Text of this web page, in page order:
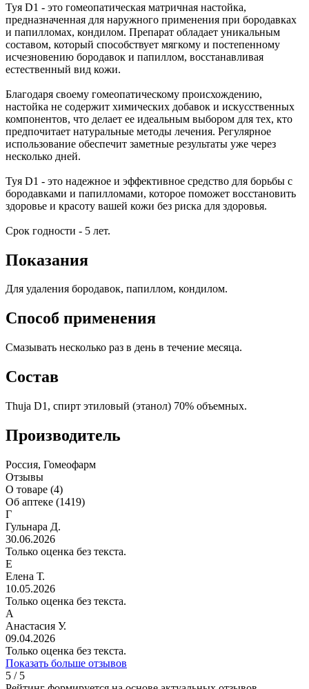
Туя D1 - это гомеопатическая матричная настойка,
предназначенная для наружного применения при бородавках
и папилломах, кондилом. Препарат обладает уникальным
составом, который способствует мягкому и постепенному
исчезновению бородавок и папиллом, восстанавливая
естественный вид кожи.
Благодаря своему гомеопатическому происхождению,
настойка не содержит химических добавок и искусственных
компонентов, что делает ее идеальным выбором для тех, кто
предпочитает натуральные методы лечения. Регулярное
использование обеспечит заметные результаты уже через
несколько дней.
Туя D1 - это надежное и эффективное средство для борьбы с
бородавками и папилломами, которое поможет восстановить
здоровье и красоту вашей кожи без риска для здоровья.
Срок годности - 5 лет.
Показания
Для удаления бородавок, папиллом, кондилом.
Способ применения
Смазывать несколько раз в день в течение месяца.
Состав
Thuja D1, спирт этиловый (этанол) 70% объемных.
Производитель
Россия, Гомеофарм
Отзывы
О товаре (4)
Об аптеке (1419)
Г
Гульнара Д.
30.06.2026
Только оценка без текста.
Е
Елена Т.
10.05.2026
Только оценка без текста.
А
Анастасия У.
09.04.2026
Только оценка без текста.
Показать больше отзывов
5 / 5